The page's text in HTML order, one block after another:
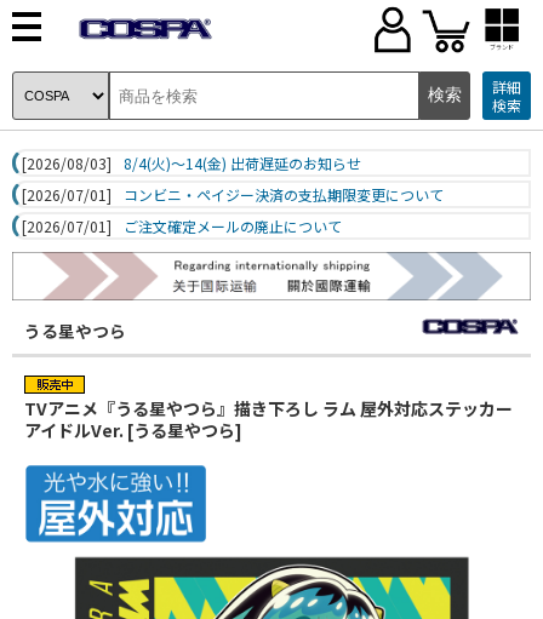
ブランド
詳細
検索
[2026/08/03]
8/4(火)～14(金) 出荷遅延のお知らせ
[2026/07/01]
コンビニ・ペイジー決済の支払期限変更について
[2026/07/01]
ご注文確定メールの廃止について
うる星やつら
TVアニメ『うる星やつら』描き下ろし ラム 屋外対応ステッカー
アイドルVer. [うる星やつら]